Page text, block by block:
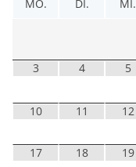
MO. DI. MI.
3 4 5
10 11 12
17 18 19